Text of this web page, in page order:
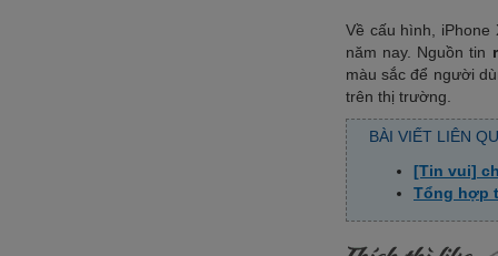
Về cấu hình,
năm nay. Nguồn tin
màu sắc để người
trên thị trường.
BÀI VIẾT LIÊN
[Tin vui]
Tổng hợp